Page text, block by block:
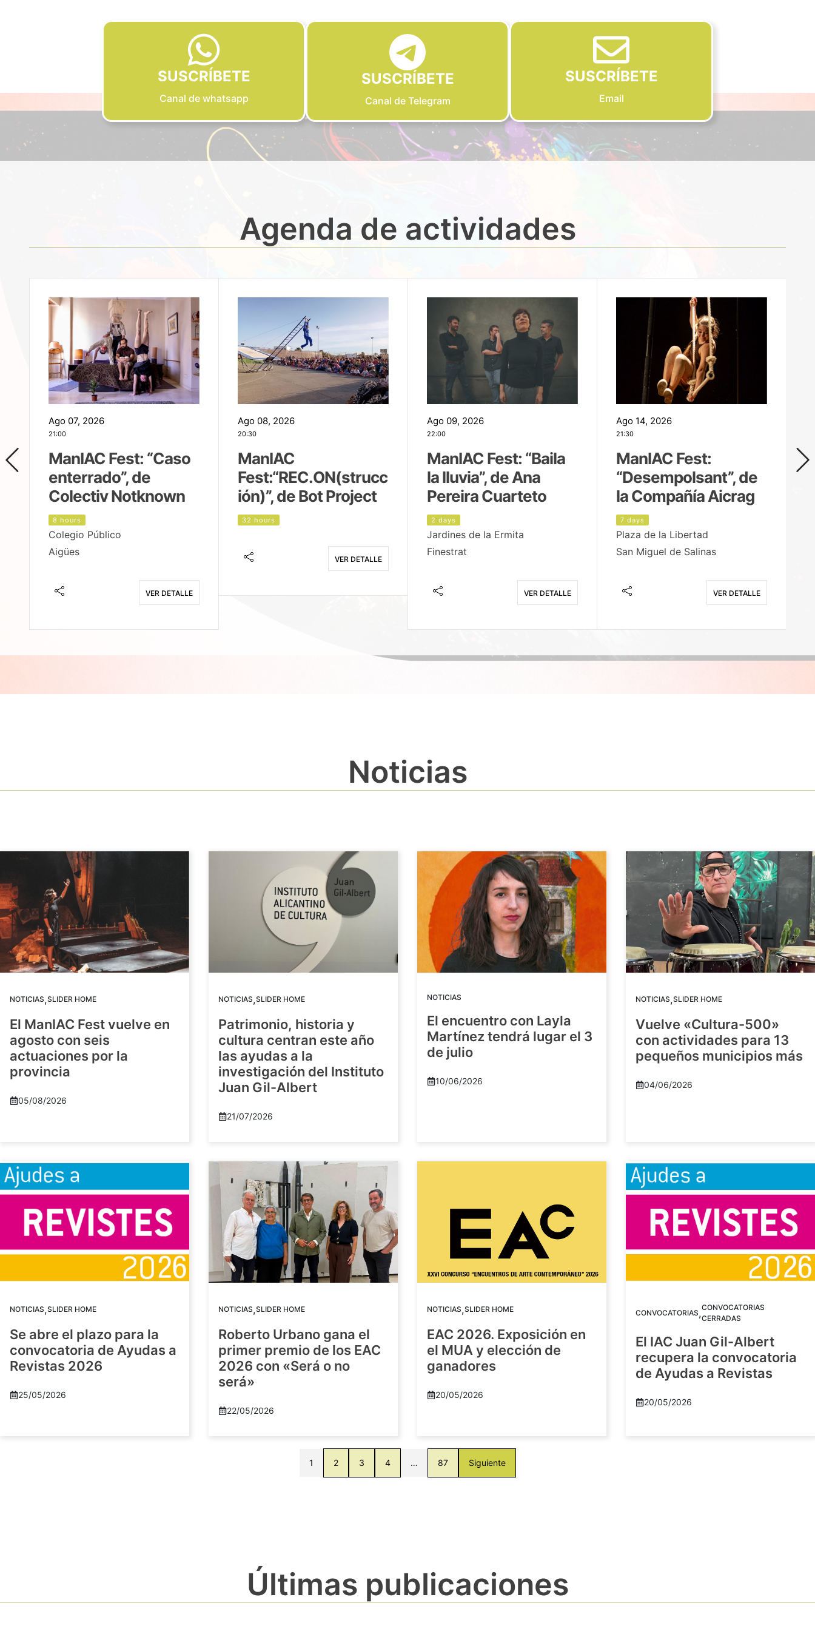
SUSCRÍBETE
Canal de whatsapp
SUSCRÍBETE
Canal de Telegram
SUSCRÍBETE
Email
Agenda de actividades
Ago 07, 2026
21:00
ManIAC Fest: “Caso
enterrado”, de
Colectiv Notknown
8 hours
Colegio Público
Aigües
VER DETALLE
Ago 08, 2026
20:30
ManIAC
Fest:“REC.ON(strucc
ión)”, de Bot Project
32 hours
VER DETALLE
Ago 09, 2026
22:00
ManIAC Fest: “Baila
la lluvia”, de Ana
Pereira Cuarteto
2 days
Jardines de la Ermita
Finestrat
VER DETALLE
Ago 14, 2026
21:30
ManIAC Fest:
“Desempolsant”, de
la Compañía Aicrag
7 days
Plaza de la Libertad
San Miguel de Salinas
VER DETALLE
Noticias
NOTICIAS,SLIDER HOME
El ManIAC Fest vuelve en
agosto con seis
actuaciones por la
provincia
05/08/2026
NOTICIAS,SLIDER HOME
Patrimonio, historia y
cultura centran este año
las ayudas a la
investigación del Instituto
Juan Gil-Albert
21/07/2026
NOTICIAS
El encuentro con Layla
Martínez tendrá lugar el 3
de julio
10/06/2026
NOTICIAS,SLIDER HOME
Vuelve «Cultura-500»
con actividades para 13
pequeños municipios más
04/06/2026
NOTICIAS,SLIDER HOME
Se abre el plazo para la
convocatoria de Ayudas a
Revistas 2026
25/05/2026
NOTICIAS,SLIDER HOME
Roberto Urbano gana el
primer premio de los EAC
2026 con «Será o no
será»
22/05/2026
NOTICIAS,SLIDER HOME
EAC 2026. Exposición en
el MUA y elección de
ganadores
20/05/2026
CONVOCATORIAS,CONVOCATORIAS
CERRADAS
El IAC Juan Gil-Albert
recupera la convocatoria
de Ayudas a Revistas
20/05/2026
1 2 3 4 … 87 Siguiente
Últimas publicaciones